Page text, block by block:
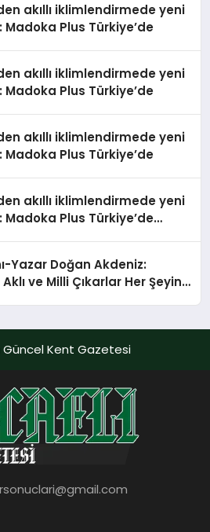
akıllı iklimlendirmede yeni
Madoka Plus Türkiye’de
akıllı iklimlendirmede yeni
Madoka Plus Türkiye’de
akıllı iklimlendirmede yeni
Madoka Plus Türkiye’de
akıllı iklimlendirmede yeni
Madoka Plus Türkiye’de
kullanıcı dostu tasarımıyla
donatılmış son modeli
ünitesi Madoka Plus
satışa sunuldu. Tam
iklimlendirme sistemlerinin
getiriyor. Enerji
artırırken modern yaşam
teknolojiyi estetik ile bulu
Yazar Doğan Akdeniz:
ve Milli Çıkarlar Her Şeyin
Güncel Kent Gazetesi